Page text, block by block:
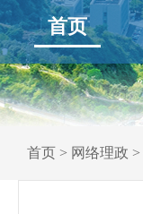
首页
首页 > 网络理政 >